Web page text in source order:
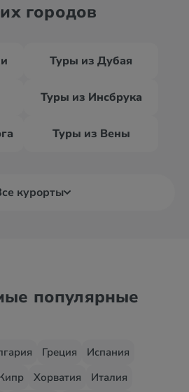
городов
Туры из Дубая
Туры из Инсбрука
Туры из Вены
курорты
популярные
Греция
Испания
Хорватия
Италия